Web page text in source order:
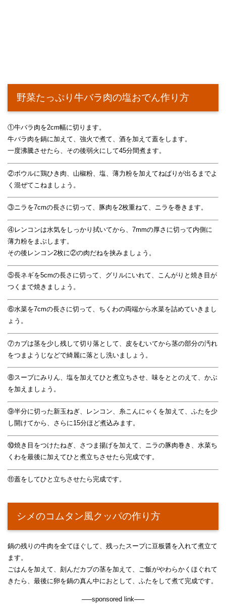
野菜たっぷり牛バラ肉の塩おでん作り方
①牛バラ肉を2cm幅に切ります。
牛バラ肉を鍋に加えて、強火で煮て、酒を加えて蓋をします。
一度沸騰させたら、その後弱火にして45分間煮ます。
②ボウルに鶏ひき肉、山椒粉、塩、薄力粉を加えてねばりが出るまでよ
く混ぜてこねましょう。
③ニラを7cmの長さに切って、豚肉を2枚重ねて、ニラを巻きます。
④レンコンは水気をしっかり拭いてから、7mmの厚さに切って内側に
薄力粉をまぶします。
その後レンコン2枚に②の肉だねを挟みましょう。
⑤長ネギを5cmの長さに切って、グリルにいれて、こんがりと焼き目が
つくまで焼きましょう。
⑥水菜を7cmの長さに切って、ちくわの両端から水菜を詰めていきまし
ょう。
⑦カブは茎を少し残して切り落として、皮をむいてから茎の部分の汚れ
をつまようじなどで綺麗に落とし洗いましょう。
⑧スープにみりん、塩を加えてひと煮立ちさせ、味をととのえて、かぶ
を加えましょう。
⑨半分に切った新玉ねぎ、レンコン、糸こんにゃくを加えて、ふたを少
し開けてから、さらに15分ほど煮込みます。
⑩焼き目をつけたねぎ、さつま揚げを加えて、ニラの豚肉巻き、水菜ち
くわを最後に加えてひと煮立ちさせたら完成です。
⑪蓋をしてひと立ちさせたら完成です。
シメのコムタン風クッパの作り方
鍋の残りの牛肉を全てほぐして、残ったスープに豆板醤を入れて煮立て
ます。
ごはんを加えて、刻んだカブの茎を加えて、ご飯がやわらかくほぐれて
きたら、最後に卵を鍋の真ん中におとして、ふたをして煮て完成です。
—–sponsored link—–